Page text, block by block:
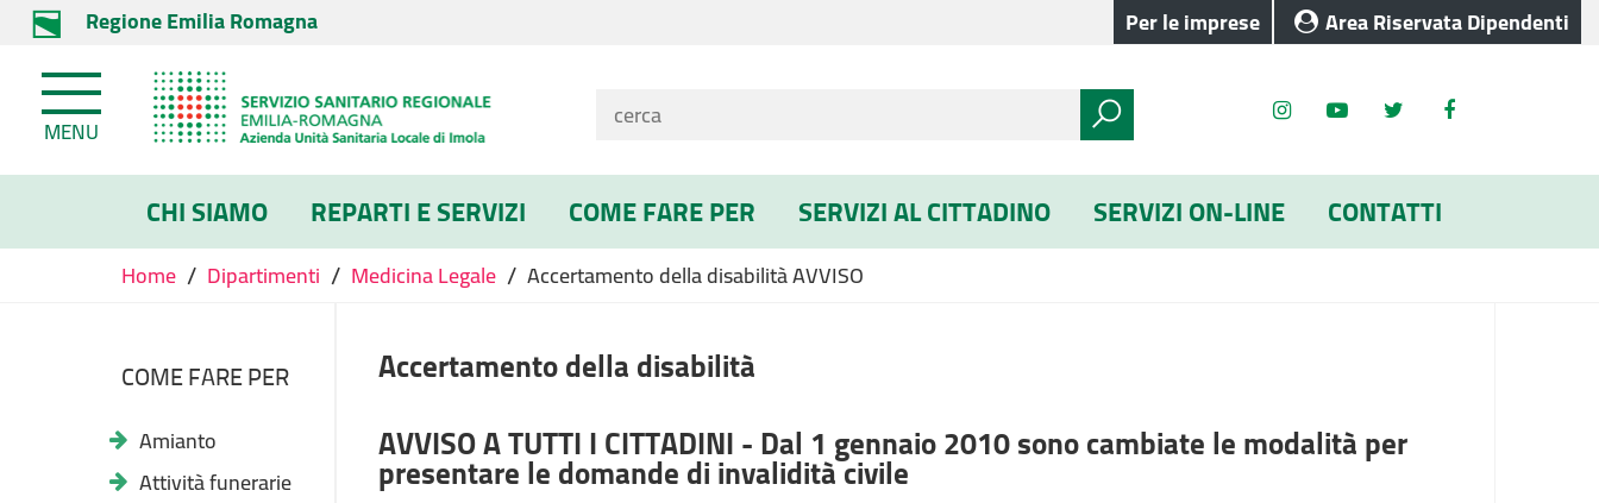
Regione Emilia Romagna Per le imprese Area Riservata Dipendenti
MENU
CHI SIAMO REPARTI E SERVIZI COME FARE PER SERVIZI AL CITTADINO SERVIZI ON-LINE CONTATTI
Home / Dipartimenti / Medicina Legale / Accertamento della disabilità AVVISO
COME FARE PER
Amianto
Attività funerarie
Accertamento della disabilità
AVVISO A TUTTI I CITTADINI - Dal 1 gennaio 2010 sono cambiate le modalità per
presentare le domande di invalidità civile